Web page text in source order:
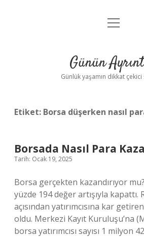
Anasayfa
Yasal Uyarı
menüyü
Günün
Günlük yaşamın dikkat çekici
Etiket: Borsa düşerken nasıl
Borsada Nasıl Para
Tarih: Ocak 19, 2025
Borsa gerçekten kazandırıyor
yüzde 194 değer artışıyla kapattı.
açısından yatırımcısına kar
oldu. Merkezi Kayıt Kuruluşu’na
borsa yatırımcısı sayısı 1 milyon